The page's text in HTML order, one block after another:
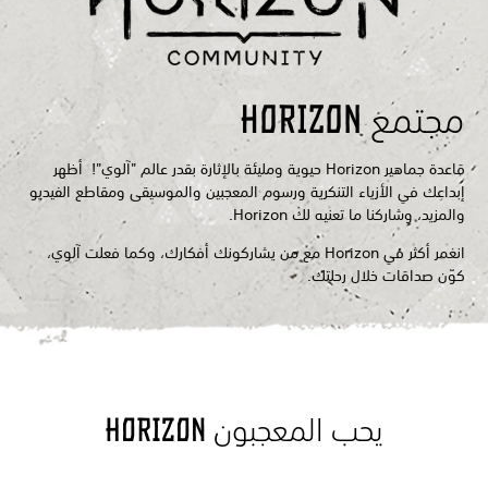
مجتمع Horizon
قاعدة جماهير Horizon حيوية ومليئة بالإثارة بقدر عالم "آلوي"! أظهر
إبداعك في الأزياء التنكرية ورسوم المعجبين والموسيقى ومقاطع الفيديو
والمزيد، وشاركنا ما تعنيه لك Horizon.
انغمر أكثر في Horizon مع من يشاركونك أفكارك، وكما فعلت آلوي،
كوّن صداقات خلال رحلتك.
يحب المعجبون Horizon